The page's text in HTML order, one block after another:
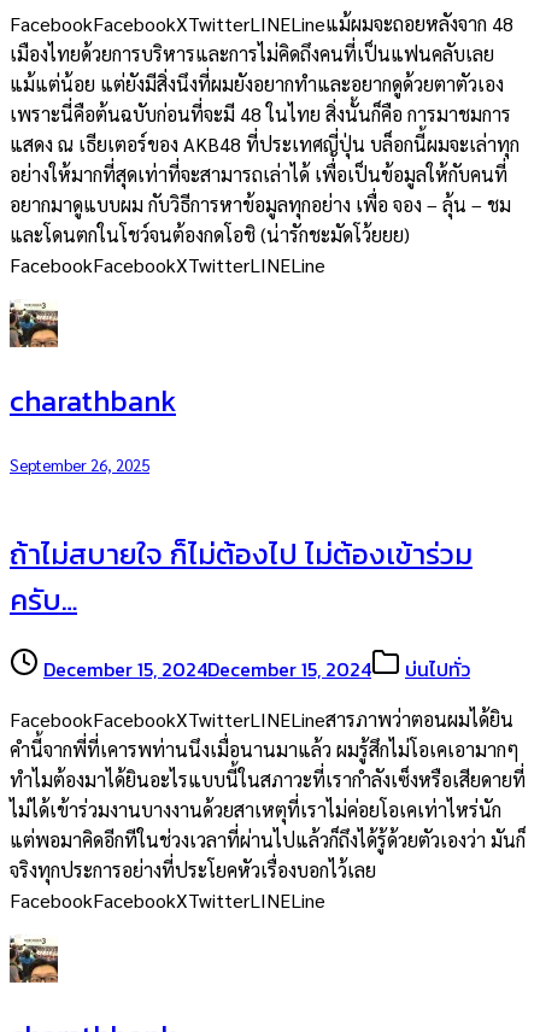
FacebookFacebookXTwitterLINELineแม้ผมจะถอยหลังจาก 48
เมืองไทยด้วยการบริหารและการไม่คิดถึงคนที่เป็นแฟนคลับเลย
แม้แต่น้อย แต่ยังมีสิ่งนึงที่ผมยังอยากทำและอยากดูด้วยตาตัวเอง
เพราะนี่คือต้นฉบับก่อนที่จะมี 48 ในไทย สิ่งนั้นก็คือ การมาชมการ
แสดง ณ เธียเตอร์ของ AKB48 ที่ประเทศญี่ปุ่น บล็อกนี้ผมจะเล่าทุก
อย่างให้มากที่สุดเท่าที่จะสามารถเล่าได้ เพื่อเป็นข้อมูลให้กับคนที่
อยากมาดูแบบผม กับวิธีการหาข้อมูลทุกอย่าง เพื่อ จอง – ลุ้น – ชม
และโดนตกในโชว์จนต้องกดโอชิ (น่ารักชะมัดโว้ยยย)
FacebookFacebookXTwitterLINELine
charathbank
September 26, 2025
ถ้าไม่สบายใจ ก็ไม่ต้องไป ไม่ต้องเข้าร่วม
ครับ…
December 15, 2024December 15, 2024 บ่นไปทั่ว
FacebookFacebookXTwitterLINELineสารภาพว่าตอนผมได้ยิน
คำนี้จากพี่ที่เคารพท่านนึงเมื่อนานมาแล้ว ผมรู้สึกไม่โอเคเอามากๆ
ทำไมต้องมาได้ยินอะไรแบบนี้ในสภาวะที่เรากำลังเซ็งหรือเสียดายที่
ไม่ได้เข้าร่วมงานบางงานด้วยสาเหตุที่เราไม่ค่อยโอเคเท่าไหร่นัก
แต่พอมาคิดอีกทีในช่วงเวลาที่ผ่านไปแล้วก็ถึงได้รู้ด้วยตัวเองว่า มันก็
จริงทุกประการอย่างที่ประโยคหัวเรื่องบอกไว้เลย
FacebookFacebookXTwitterLINELine